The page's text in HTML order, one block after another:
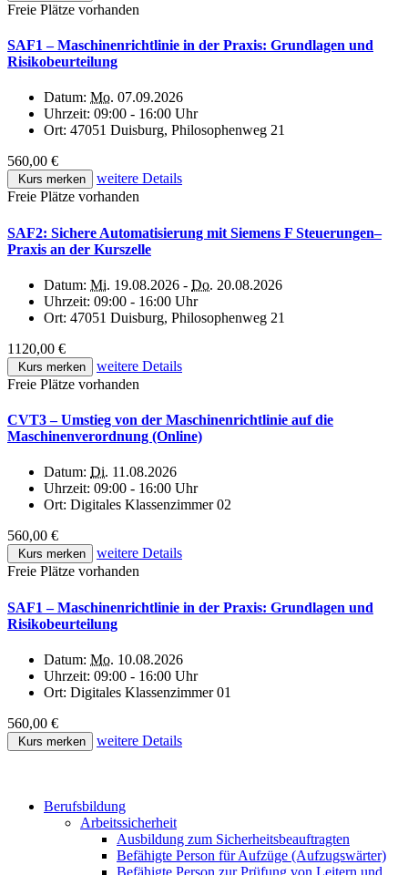
Freie Plätze vorhanden
SAF1 – Maschinenrichtlinie in der Praxis: Grundlagen und
Risikobeurteilung
Datum: Mo. 07.09.2026
Uhrzeit: 09:00 - 16:00 Uhr
Ort: 47051 Duisburg, Philosophenweg 21
560,00 €
Kurs merken
weitere Details
Freie Plätze vorhanden
SAF2: Sichere Automatisierung mit Siemens F Steuerungen–
Praxis an der Kurszelle
Datum: Mi. 19.08.2026 - Do. 20.08.2026
Uhrzeit: 09:00 - 16:00 Uhr
Ort: 47051 Duisburg, Philosophenweg 21
1120,00 €
Kurs merken
weitere Details
Freie Plätze vorhanden
CVT3 – Umstieg von der Maschinenrichtlinie auf die
Maschinenverordnung (Online)
Datum: Di. 11.08.2026
Uhrzeit: 09:00 - 16:00 Uhr
Ort: Digitales Klassenzimmer 02
560,00 €
Kurs merken
weitere Details
Freie Plätze vorhanden
SAF1 – Maschinenrichtlinie in der Praxis: Grundlagen und
Risikobeurteilung
Datum: Mo. 10.08.2026
Uhrzeit: 09:00 - 16:00 Uhr
Ort: Digitales Klassenzimmer 01
560,00 €
Kurs merken weitere Details
Berufsbildung
Arbeitssicherheit
Ausbildung zum Sicherheitsbeauftragten
Befähigte Person für Aufzüge (Aufzugswärter)
Befähigte Person zur Prüfung von Leitern und